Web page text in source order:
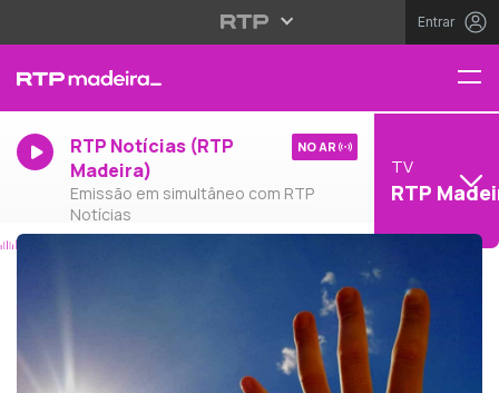
Entrar
RTP Notícias (RTP
Madeira)
Emissão em simultâneo com RTP
Notícias
NO AR
TV
RTP